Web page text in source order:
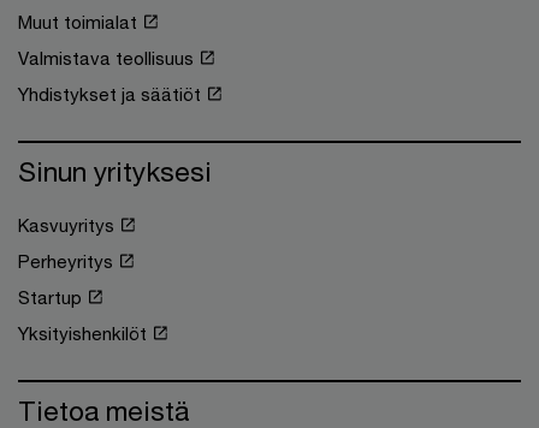
Muut toimialat
Valmistava teollisuus
Yhdistykset ja säätiöt
Sinun yrityksesi
Kasvuyritys
Perheyritys
Startup
Yksityishenkilöt
Tietoa meistä